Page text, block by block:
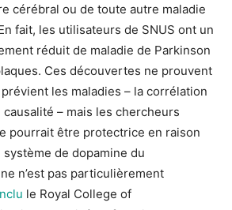
cérébral ou de toute autre maladie
fait, les utilisateurs de SNUS ont un
réduit de maladie de Parkinson
Ces découvertes ne prouvent
les maladies – la corrélation
causalité – mais les chercheurs
pourrait être protectrice en raison
de dopamine du
n’est pas particulièrement
le Royal College of